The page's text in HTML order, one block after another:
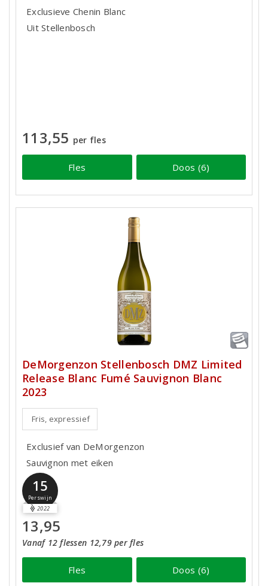
Exclusieve Chenin Blanc
Uit Stellenbosch
113,55 per fles
Fles Doos (6)
DeMorgenzon Stellenbosch DMZ Limited
Release Blanc Fumé Sauvignon Blanc
2023
Fris, expressief
Exclusief van DeMorgenzon
Sauvignon met eiken
15
Perswijn
2022
13,95
Vanaf 12 flessen 12,79 per fles
Fles Doos (6)